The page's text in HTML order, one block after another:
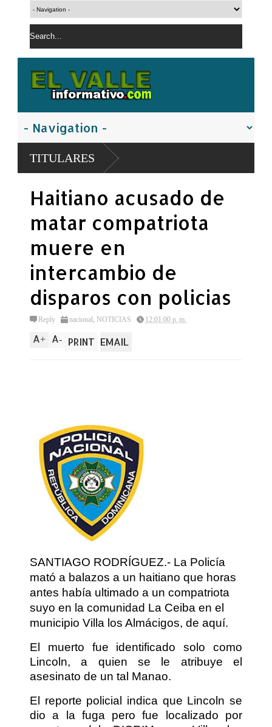
TITULARES
Haitiano acusado de
matar compatriota
muere en
intercambio de
disparos con policias
Reply nacional, NOTICIAS 12:01:00 p. m.
A+ A- PRINT EMAIL
SANTIAGO RODRÍGUEZ.- La Policía
mató a balazos a un haitiano que horas
antes había ultimado a un compatriota
suyo en la comunidad La Ceiba en el
municipio Villa los Almácigos, de aquí.
El muerto fue identificado solo como
Lincoln, a quien se le atribuye el
asesinato de un tal Manao.
El reporte policial indica que Lincoln se
dio a la fuga pero fue localizado por